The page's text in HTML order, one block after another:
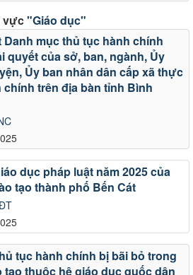
vực"Giáo dục"
mục thủ tục hành chính
quyết của sở, ban, ngành, Ủy
Ủy ban nhân dân cấp xã thực
trên địa bàn tỉnh Bình
dục pháp luật năm 2025 của
tạo thành phố Bến Cát
tục hành chính bị bãi bỏ trong
thuộc hệ giáo dục quốc dân